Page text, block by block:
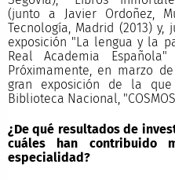
(junto a Javier Ordoñez,
Tecnología, Madrid (2013)
exposición "La lengua y la
Real Academia
Próximamente, en marzo
gran exposición de la
Biblioteca Nacional,
¿De qué resultados de
cuáles han
especialidad?